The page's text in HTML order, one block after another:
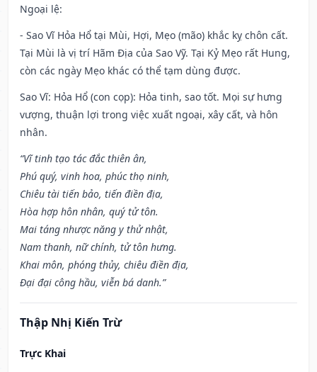
Ngoại lệ:
- Sao Vĩ Hỏa Hổ tại Mùi, Hợi, Mẹo (mão) khắc kỵ chôn cất.
Tại Mùi là vị trí Hãm Địa của Sao Vỹ. Tại Kỷ Mẹo rất Hung,
còn các ngày Mẹo khác có thể tạm dùng được.
Sao Vĩ: Hỏa Hổ (con cọp): Hỏa tinh, sao tốt. Mọi sự hưng
vượng, thuận lợi trong việc xuất ngoại, xây cất, và hôn
nhân.
“Vĩ tinh tạo tác đắc thiên ân,
Phú quý, vinh hoa, phúc thọ ninh,
Chiêu tài tiến bảo, tiến điền địa,
Hòa hợp hôn nhân, quý tử tôn.
Mai táng nhược năng y thử nhật,
Nam thanh, nữ chính, tử tôn hưng.
Khai môn, phóng thủy, chiêu điền địa,
Đại đại công hầu, viễn bá danh.”
Thập Nhị Kiến Trừ
Trực Khai